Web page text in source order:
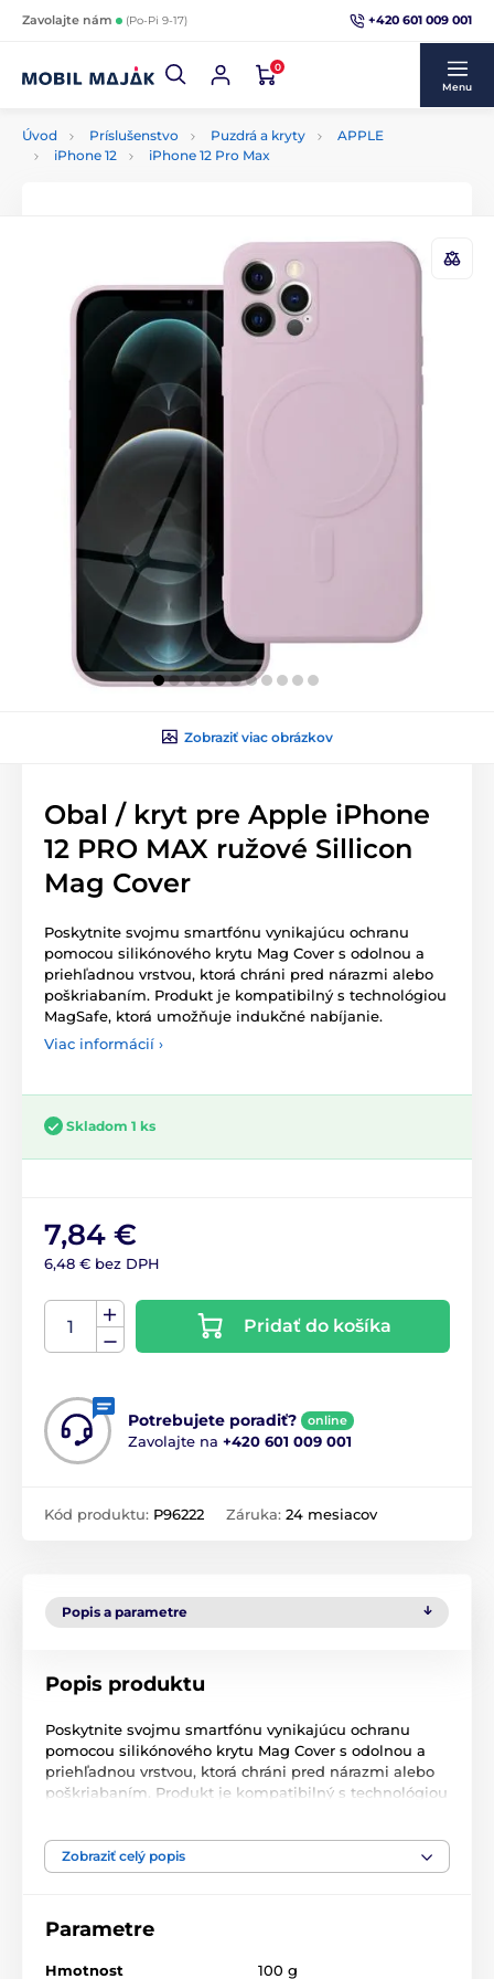
Zavolajte nám (Po-Pi 9-17) +420 601 009 001
0
Menu
Úvod Príslušenstvo Puzdrá a kryty
APPLE
iPhone 12
iPhone 12 Pro Max
Zobraziť viac obrázkov
Obal / kryt pre Apple iPhone
12 PRO MAX ružové Sillicon
Mag Cover
Poskytnite svojmu smartfónu vynikajúcu ochranu
pomocou silikónového krytu Mag Cover s odolnou a
priehľadnou vrstvou, ktorá chráni pred nárazmi alebo
poškriabaním. Produkt je kompatibilný s technológiou
MagSafe, ktorá umožňuje indukčné nabíjanie.
Viac informácií ›
Skladom 1 ks
7,84 €
6,48 € bez DPH
Pridať do košíka
Potrebujete poradiť? online
Zavolajte na +420 601 009 001
Kód produktu: P96222 Záruka: 24 mesiacov
Popis a parametre
Popis produktu
Poskytnite svojmu smartfónu vynikajúcu ochranu
pomocou silikónového krytu Mag Cover s odolnou a
priehľadnou vrstvou, ktorá chráni pred nárazmi alebo
poškriabaním. Produkt je kompatibilný s technológiou
Silikónový kryt Mag Cover pre iPhone je zárukou
kvalitných materiálov a úplného pohodlia. Podporuje
zabudovanými magnetmi umožňuje doplniť batériu
Zobraziť celý popis
Parametre
Hmotnost 100 g